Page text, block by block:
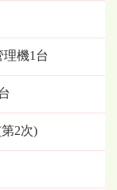
機1台
2次)